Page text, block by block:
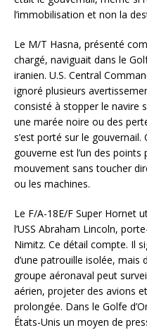
l’immobilisation et non la
Le M/T Hasna, présenté
chargé, naviguait dans le
iranien. U.S. Central
ignoré plusieurs
consisté à stopper le navire
une marée noire ou des
s’est porté sur le gouvernail.
gouverne est l’un des
mouvement sans toucher
ou les machines.
Le F/A-18E/F Super Hornet
l’USS Abraham Lincoln,
Nimitz. Ce détail compte. Il
d’une patrouille isolée, mais
groupe aéronaval peut
aérien, projeter des avions
prolongée. Dans le Golfe
États-Unis un moyen de